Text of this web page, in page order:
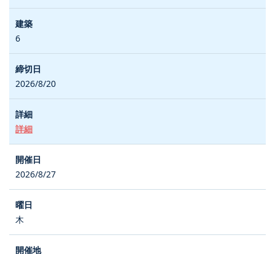
6
2026/8/20
詳細
2026/8/27
木